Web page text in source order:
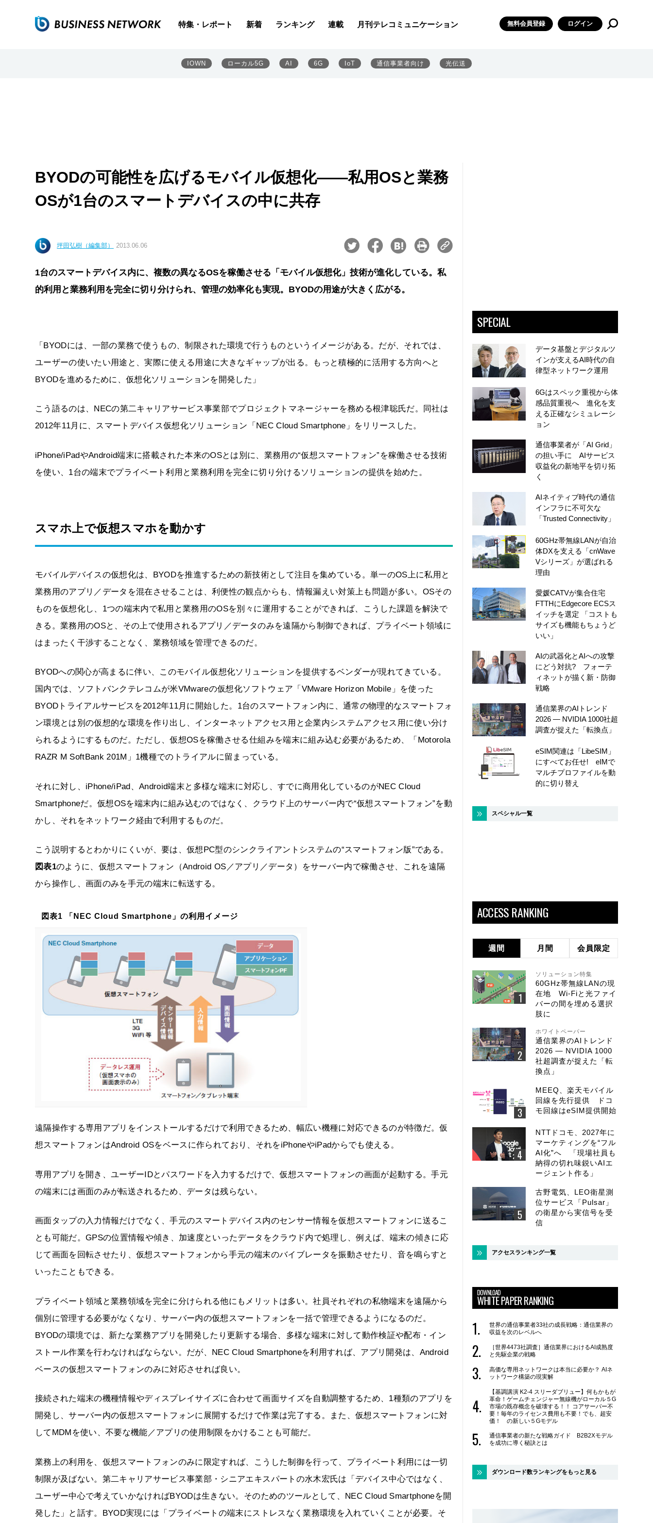
特集・レポート 新着 ランキング 連載 月刊テレコミュニケーション 無料会員登録 ログイン
IOWN ローカル5G AI 6G IoT 通信事業者向け 光伝送
BYODの可能性を広げるモバイル仮想化――私用OSと業務
OSが1台のスマートデバイスの中に共存
坪田弘樹（編集部） 2013.06.06
1台のスマートデバイス内に、複数の異なるOSを稼働させる「モバイル仮想化」技術が進化している。私
的利用と業務利用を完全に切り分けられ、管理の効率化も実現。BYODの用途が大きく広がる。
「BYODには、一部の業務で使うもの、制限された環境で行うものというイメージがある。だが、それでは、
ユーザーの使いたい用途と、実際に使える用途に大きなギャップが出る。もっと積極的に活用する方向へと
BYODを進めるために、仮想化ソリューションを開発した」
こう語るのは、NECの第二キャリアサービス事業部でプロジェクトマネージャーを務める根津聡氏だ。同社は
2012年11月に、スマートデバイス仮想化ソリューション「NEC Cloud Smartphone」をリリースした。
iPhone/iPadやAndroid端末に搭載された本来のOSとは別に、業務用の“仮想スマートフォン”を稼働させる技術
を使い、1台の端末でプライベート利用と業務利用を完全に切り分けるソリューションの提供を始めた。
スマホ上で仮想スマホを動かす
モバイルデバイスの仮想化は、BYODを推進するための新技術として注目を集めている。単一のOS上に私用と
業務用のアプリ／データを混在させることは、利便性の観点からも、情報漏えい対策上も問題が多い。OSその
ものを仮想化し、1つの端末内で私用と業務用のOSを別々に運用することができれば、こうした課題を解決で
きる。業務用のOSと、その上で使用されるアプリ／データのみを遠隔から制御できれば、プライベート領域に
はまったく干渉することなく、業務領域を管理できるのだ。
BYODへの関心が高まるに伴い、このモバイル仮想化ソリューションを提供するベンダーが現れてきている。
国内では、ソフトバンクテレコムが米VMwareの仮想化ソフトウェア「VMware Horizon Mobile」を使った
BYODトライアルサービスを2012年11月に開始した。1台のスマートフォン内に、通常の物理的なスマートフォ
ン環境とは別の仮想的な環境を作り出し、インターネットアクセス用と企業内システムアクセス用に使い分け
られるようにするものだ。ただし、仮想OSを稼働させる仕組みを端末に組み込む必要があるため、「Motorola
RAZR M SoftBank 201M」1機種でのトライアルに留まっている。
それに対し、iPhone/iPad、Android端末と多様な端末に対応し、すでに商用化しているのがNEC Cloud
Smartphoneだ。仮想OSを端末内に組み込むのではなく、クラウド上のサーバー内で“仮想スマートフォン”を動
かし、それをネットワーク経由で利用するものだ。
こう説明するとわかりにくいが、要は、仮想PC型のシンクライアントシステムの“スマートフォン版”である。
図表1のように、仮想スマートフォン（Android OS／アプリ／データ）をサーバー内で稼働させ、これを遠隔
から操作し、画面のみを手元の端末に転送する。
図表1 「NEC Cloud Smartphone」の利用イメージ
遠隔操作する専用アプリをインストールするだけで利用できるため、幅広い機種に対応できるのが特徴だ。仮
想スマートフォンはAndroid OSをベースに作られており、それをiPhoneやiPadからでも使える。
専用アプリを開き、ユーザーIDとパスワードを入力するだけで、仮想スマートフォンの画面が起動する。手元
の端末には画面のみが転送されるため、データは残らない。
画面タップの入力情報だけでなく、手元のスマートデバイス内のセンサー情報を仮想スマートフォンに送るこ
とも可能だ。GPSの位置情報や傾き、加速度といったデータをクラウド内で処理し、例えば、端末の傾きに応
じて画面を回転させたり、仮想スマートフォンから手元の端末のバイブレータを振動させたり、音を鳴らすと
いったこともできる。
プライベート領域と業務領域を完全に分けられる他にもメリットは多い。社員それぞれの私物端末を遠隔から
個別に管理する必要がなくなり、サーバー内の仮想スマートフォンを一括で管理できるようになるのだ。
BYODの環境では、新たな業務アプリを開発したり更新する場合、多様な端末に対して動作検証や配布・イン
ストール作業を行わなければならない。だが、NEC Cloud Smartphoneを利用すれば、アプリ開発は、Android
ベースの仮想スマートフォンのみに対応させれば良い。
接続された端末の機種情報やディスプレイサイズに合わせて画面サイズを自動調整するため、1種類のアプリを
開発し、サーバー内の仮想スマートフォンに展開するだけで作業は完了する。また、仮想スマートフォンに対
してMDMを使い、不要な機能／アプリの使用制限をかけることも可能だ。
業務上の利用を、仮想スマートフォンのみに限定すれば、こうした制御を行って、プライベート利用には一切
制限が及ばない。第二キャリアサービス事業部・シニアエキスパートの水木宏氏は「デバイス中心ではなく、
ユーザー中心で考えていかなければBYODは生きない。そのためのツールとして、NEC Cloud Smartphoneを開
発した」と話す。BYOD実現には「プライベートの端末にストレスなく業務環境を入れていくことが必要。そ
SPECIAL
データ基盤とデジタルツ
インが支えるAI時代の自
律型ネットワーク運用
6Gはスペック重視から体
感品質重視へ 進化を支
える正確なシミュレーシ
ョン
通信事業者が「AI Grid」
の担い手に AIサービス
収益化の新地平を切り拓
く
AIネイティブ時代の通信
インフラに不可欠な
「Trusted Connectivity」
60GHz帯無線LANが自治
体DXを支える「cnWave
Vシリーズ」が選ばれる
理由
愛媛CATVが集合住宅
FTTHにEdgecore ECSス
イッチを選定 「コストも
サイズも機能もちょうど
いい」
AIの武器化とAIへの攻撃
にどう対抗? フォーテ
ィネットが描く新・防御
戦略
通信業界のAIトレンド
2026 ― NVIDIA 1000社超
調査が捉えた「転換点」
eSIM関連は「LibeSIM」
にすべてお任せ! eIMで
マルチプロファイルを動
的に切り替え
スペシャル一覧
ACCESS RANKING
週間 月間 会員限定
ソリューション特集
60GHz帯無線LANの現
在地 Wi-Fiと光ファイ
バーの間を埋める選択
肢に
ホワイトペーパー
通信業界のAIトレンド
2026 ― NVIDIA 1000
社超調査が捉えた「転
換点」
MEEQ、楽天モバイル
回線を先行提供 ドコ
モ回線はeSIM提供開始
NTTドコモ、2027年に
マーケティングを“フル
AI化”へ 「現場社員も
納得の切れ味鋭いAIエ
ージェント作る」
古野電気、LEO衛星測
位サービス「Pulsar」
の衛星から実信号を受
信
アクセスランキング一覧
DOWNLOAD
WHITE PAPER RANKING
世界の通信事業者33社の成長戦略：通信業界の
収益を次のレベルへ
［世界4473社調査］通信業界におけるAI成熟度
と先駆企業の戦略
高価な専用ネットワークは本当に必要か？ AIネ
ットワーク構築の現実解
【基調講演 K2-4 スリーダブリュー】何もかもが
革命！ゲームチェンジャー無線機がローカル５G
市場の既存概念を破壊する！！ コアサーバー不
要！毎年のライセンス費用も不要！でも、超安
価！ の新しい５Gモデル
通信事業者の新たな戦略ガイド B2B2Xモデル
を成功に導く秘訣とは
ダウンロード数ランキングをもっと見る